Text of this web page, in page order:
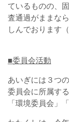
ているものの、
査通過がままな
しんでおります
■委員会活動
あいぎには３つ
委員会に所属す
「環境委員会」